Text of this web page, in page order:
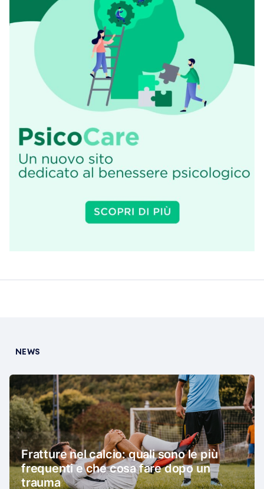
NEWS
Fratture nel calcio: quali sono le più
frequenti e che cosa fare dopo un
trauma